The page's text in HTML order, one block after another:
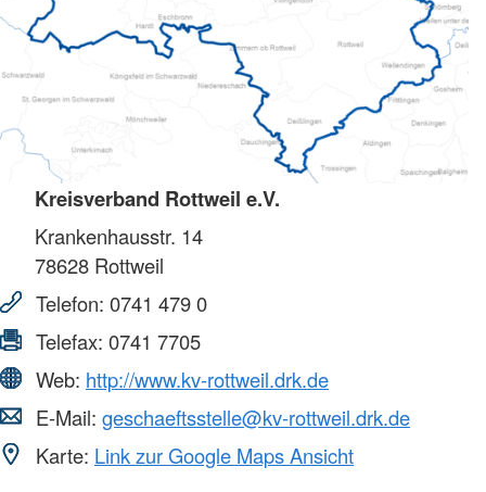
Kreisverband Rottweil e.V.
Krankenhausstr. 14
78628 Rottweil
Telefon: 0741 479 0
Telefax: 0741 7705
Web: http://www.kv-rottweil.drk.de
E-Mail: geschaeftsstelle@kv-rottweil.drk.de
Karte: Link zur Google Maps Ansicht